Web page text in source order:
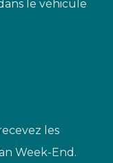
le véhicule
les
Week-End.